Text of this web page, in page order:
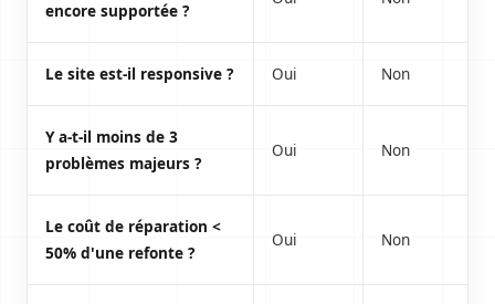
encore supportée ?
Le site est-il responsive ? Oui Non
Y a-t-il moins de 3
problèmes majeurs ?
Oui Non
Le coût de réparation <
50% d'une refonte ?
Oui Non